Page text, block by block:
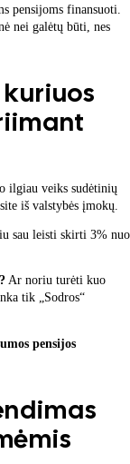
pensijoms finansuoti.
nei galėtų būti, nes
ilgiau veiks sudėtinių
iš valstybės įmokų.
sau leisti skirti 3% nuo
Ar noriu turėti kuo
tik „Sodros“
pensijos